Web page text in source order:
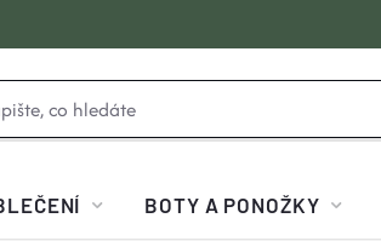
BOTY A PONOŽKY